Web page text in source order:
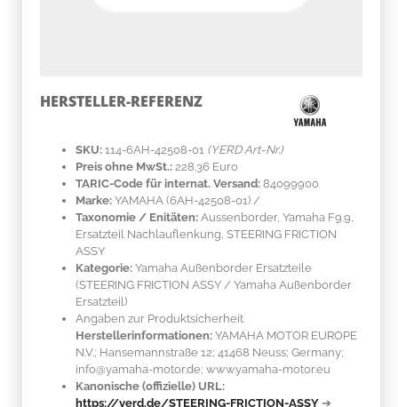
HERSTELLER-REFERENZ
SKU: 114-6AH-42508-01 (YERD Art-Nr.)
Preis ohne MwSt.: 228.36 Euro
TARIC-Code für internat. Versand: 84099900
Marke: YAMAHA (6AH-42508-01) /
Taxonomie / Enitäten: Aussenborder, Yamaha F9.9,
Ersatzteil Nachlauflenkung, STEERING FRICTION
ASSY
Kategorie: Yamaha Außenborder Ersatzteile
(STEERING FRICTION ASSY / Yamaha Außenborder
Ersatzteil)
Angaben zur Produktsicherheit
Herstellerinformationen: YAMAHA MOTOR EUROPE
N.V.; Hansemannstraße 12; 41468 Neuss; Germany;
info@yamaha-motor.de; www.yamaha-motor.eu
Kanonische (offizielle) URL:
https://yerd.de/STEERING-FRICTION-ASSY ➔